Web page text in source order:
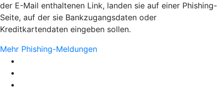
der E-Mail enthaltenen Link, landen sie auf einer Phishing-
Seite, auf der sie Bankzugangsdaten oder
Kreditkartendaten eingeben sollen.
Mehr Phishing-Meldungen